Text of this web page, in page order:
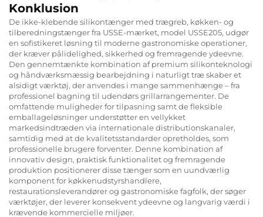
Konklusion
De ikke-klebende silikontænger med trægreb, køkken- og
tilberedningstænger fra USSE-mærket, model USSE205, udgør
en sofistikeret løsning til moderne gastronomiske operationer,
der kræver pålidelighed, sikkerhed og fremragende ydeevne.
Den gennemtænkte kombination af premium silikonteknologi
og håndværksmæssig bearbejdning i naturligt træ skaber et
alsidigt værktøj, der anvendes i mange sammenhænge – fra
professionel bagning til udendørs grillarrangementer. De
omfattende muligheder for tilpasning samt de fleksible
emballageløsninger understøtter en vellykket
markedsindtræden via internationale distributionskanaler,
samtidig med at de kvalitetsstandarder opretholdes, som
professionelle brugere forventer. Denne kombination af
innovativ design, praktisk funktionalitet og fremragende
produktion positionerer disse tænger som en uundværlig
komponent for køkkenudstyrshandlere,
restaurationsleverandører og gastronomiske fagfolk, der søger
værktøjer, der leverer konsekvent ydeevne og langvarig værdi i
krævende kommercielle miljøer.